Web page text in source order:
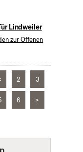
Lindweiler
zur Offenen
2 3
6 >